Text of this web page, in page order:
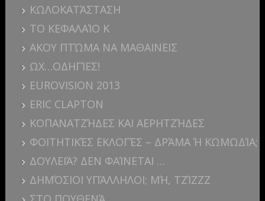
ΚΩΛΟΚΑΤΆΣΤΑΣΗ
ΤΟ ΚΕΦΑΛΑΊΟ Κ
ΑΚΟΥ ΠΤΏΜΑ ΝΑ ΜΑΘΑΙΝΕΙΣ
ΩΧ…ΟΔΗΓΊΕΣ!
EUROVISION 2013
ERIC CLAPTON
ΚΟΠΑΝΑΤΖΉΔΕΣ ΚΑΙ ΑΕΡΗΤΖΉΔΕΣ
ΦΟΙΤΗΤΙΚΈΣ ΕΚΛΟΓΈΣ – ΔΡΆΜΑ Ή ΚΩΜΩΔΊΑ;
ΔΟΥΛΕΙΆ? ΔΕΝ ΦΑΊΝΕΤΑΙ …
ΔΗΜΌΣΙΟΙ ΥΠΆΛΛΗΛΟΙ; ΜΉ, ΤΖΊΖΖΖ